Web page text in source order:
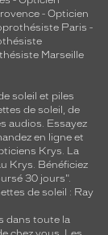
- Opticien
Paris -
Marseille
soleil et piles
de soleil, de
audios. Essayez
en ligne et
Krys. La
Krys. Bénéficiez
30 jours".
de soleil : Ray
dans toute la